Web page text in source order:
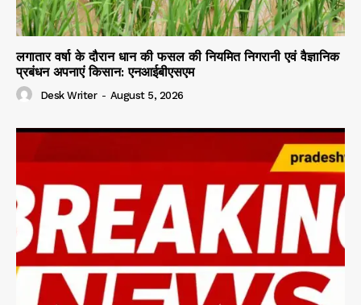
लगातार वर्षा के दौरान धान की फसल की नियमित निगरानी एवं वैज्ञानिक
प्रबंधन अपनाएं किसान: एनआईबीएसएम
Desk Writer - August 5, 2026